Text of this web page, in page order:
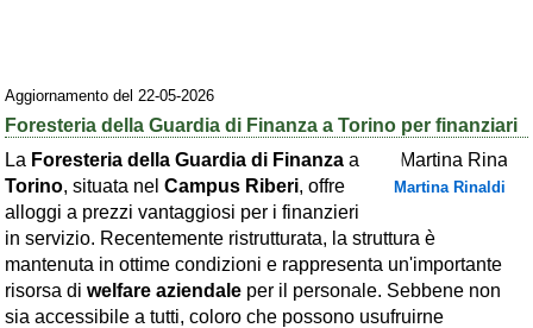
Aggiornamento del 22-05-2026
Foresteria della Guardia di Finanza a Torino per finanziari
Martina Rinaldi
La Foresteria della Guardia di Finanza a
Torino, situata nel Campus Riberi, offre
alloggi a prezzi vantaggiosi per i finanzieri
in servizio. Recentemente ristrutturata, la struttura è
mantenuta in ottime condizioni e rappresenta un'importante
risorsa di welfare aziendale per il personale. Sebbene non
sia accessibile a tutti, coloro che possono usufruirne
Blog
Eventi e cose da vedere
➕ Segnala evento
Area riservata
Chi siamo
Ambienti